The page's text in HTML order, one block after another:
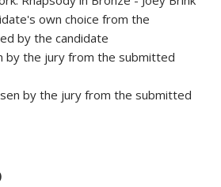
own choice from the
by the candidate
by the jury from the submitted
by the jury from the submitted